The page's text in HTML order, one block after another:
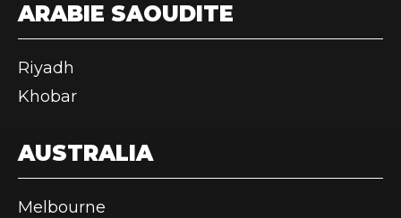
ARABIE SAOUDITE
Riyadh
Khobar
AUSTRALIA
Melbourne